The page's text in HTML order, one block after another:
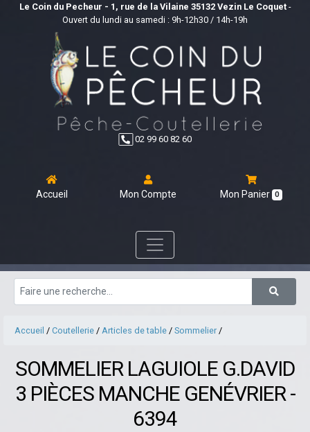
Le Coin du Pecheur - 1, rue de la Vilaine 35132 Vezin Le Coquet-
Ouvert du lundi au samedi : 9h-12h30 / 14h-19h
02 99 60 82 60
Accueil Mon Compte Mon Panier 0
Accueil / Coutellerie / Articles de table / Sommelier /
SOMMELIER LAGUIOLE G.DAVID
3 PIÈCES MANCHE GENÉVRIER -
6394